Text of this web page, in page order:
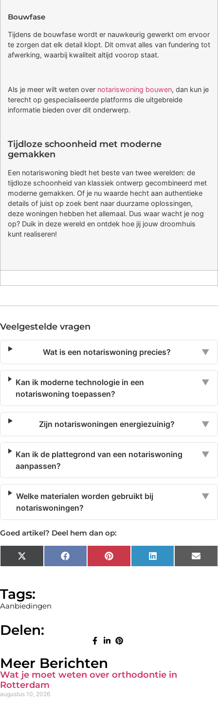
Bouwfase
Tijdens de bouwfase wordt er nauwkeurig gewerkt om ervoor
te zorgen dat elk detail klopt. Dit omvat alles van fundering tot
afwerking, waarbij kwaliteit altijd voorop staat.
Als je meer wilt weten over notariswoning bouwen, dan kun je
terecht op gespecialiseerde platforms die uitgebreide
informatie bieden over dit onderwerp.
Tijdloze schoonheid met moderne
gemakken
Een notariswoning biedt het beste van twee werelden: de
tijdloze schoonheid van klassiek ontwerp gecombineerd met
moderne gemakken. Of je nu waarde hecht aan authentieke
details of juist op zoek bent naar duurzame oplossingen,
deze woningen hebben het allemaal. Dus waar wacht je nog
op? Duik in deze wereld en ontdek hoe jij jouw droomhuis
kunt realiseren!
Veelgestelde vragen
Wat is een notariswoning precies? ▼
Kan ik moderne technologie in een
notariswoning toepassen?
▼
Zijn notariswoningen energiezuinig? ▼
Kan ik de plattegrond van een notariswoning
aanpassen?
▼
Welke materialen worden gebruikt bij
notariswoningen?
▼
Goed artikel? Deel hem dan op:
X
(Twitter)
Facebook Pinterest LinkedIn
Tags:
Aanbiedingen
Delen:
Meer Berichten
Wat je moet weten over orthodontie in
Rotterdam
augustus 10, 2026